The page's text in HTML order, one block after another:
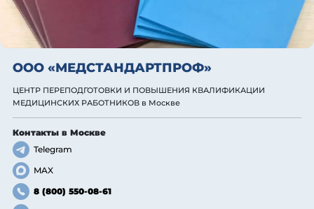
ООО «МЕДСТАНДАРТПРОФ»
ЦЕНТР ПЕРЕПОДГОТОВКИ И ПОВЫШЕНИЯ КВАЛИФИКАЦИИ
МЕДИЦИНСКИХ РАБОТНИКОВ в Москве
Контакты в Москве
Telegram
MAX
8 (800) 550-08-61